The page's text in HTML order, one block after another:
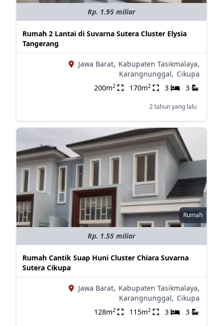
Rp. 1.95 miliar
Rumah 2 Lantai di Suvarna Sutera Cluster Elysia
Tangerang
Jawa Barat, Kabupaten Tasikmalaya,
Karangnunggal, Cikupa
200m2 170m2 3 3
2 tahun yang lalu
Rumah
Rp. 1.55 miliar
Rumah Cantik Suap Huni Cluster Chiara Suvarna
Sutera Cikupa
Jawa Barat, Kabupaten Tasikmalaya,
Karangnunggal, Cikupa
128m2 115m2 3 3